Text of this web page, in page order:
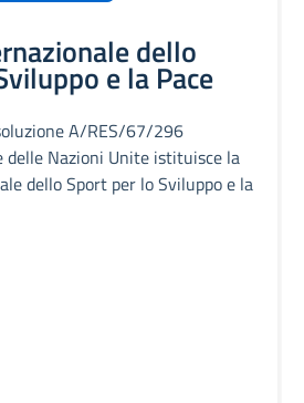
dello
e la Pace
A/RES/67/296
delle Nazioni Unite istituisce la
dello Sport per lo Sviluppo e la